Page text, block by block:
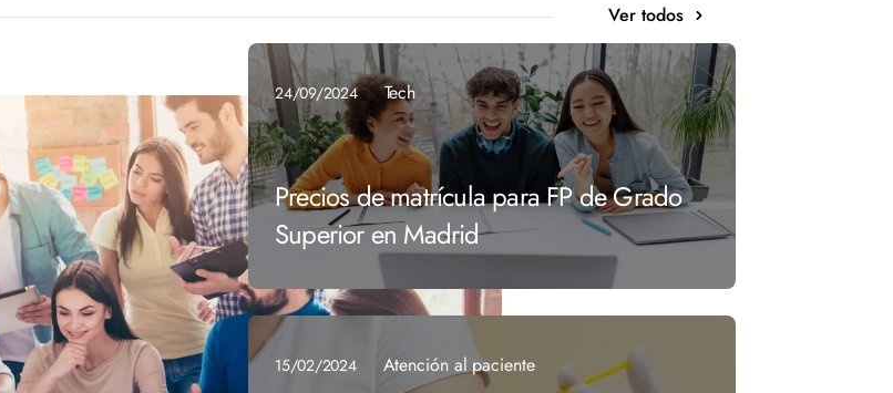
Ver todos
24/09/2024 Tech
Precios de matrícula para FP de Grado
Superior en Madrid
15/02/2024 Atención al paciente